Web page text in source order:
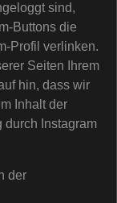
sind,
Buttons die
Profil verlinken.
Seiten Ihrem
hin, dass wir
Inhalt der
durch Instagram
der